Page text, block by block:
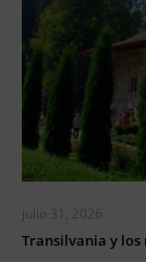
julio 31, 2026
Transilvania y